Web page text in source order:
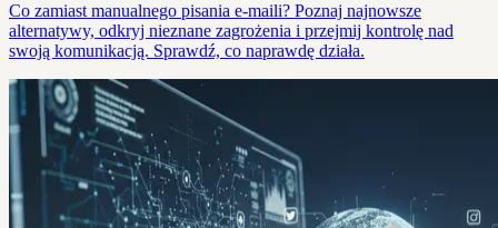
Co zamiast manualnego pisania e-maili? Poznaj najnowsze
alternatywy, odkryj nieznane zagrożenia i przejmij kontrolę nad
swoją komunikacją. Sprawdź, co naprawdę działa.